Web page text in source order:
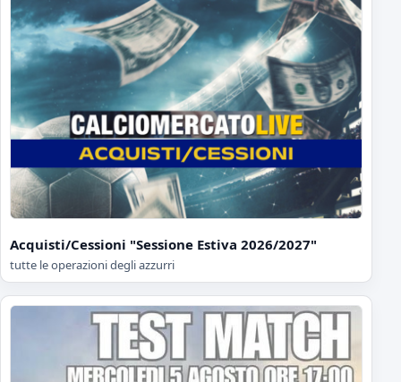
Acquisti/Cessioni "Sessione Estiva 2026/2027"
tutte le operazioni degli azzurri